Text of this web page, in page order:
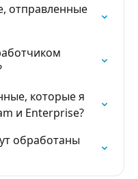
отправленные
которые я
и Enterprise?
обработаны